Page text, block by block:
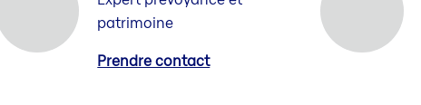
patrimoine
Prendre contact